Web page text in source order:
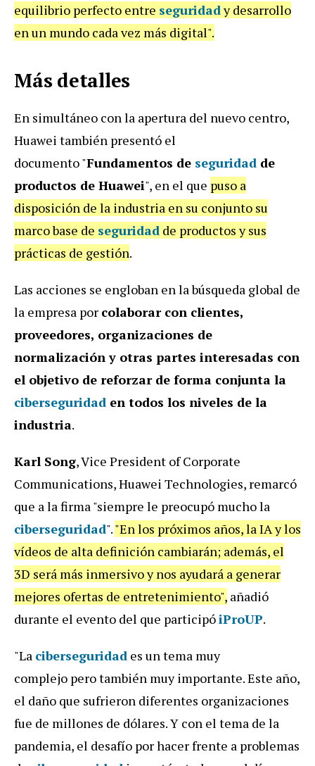
equilibrio perfecto entre seguridady desarrollo
en un mundo cada vez más digital".
Más detalles
En simultáneo con la apertura del nuevo centro,
Huawei también presentó el
documento "Fundamentos de seguridad de
productos de Huawei", en el que puso a
disposición de la industria en su conjunto su
marco base de seguridad de productos y sus
prácticas de gestión.
Las acciones se engloban en la búsqueda global de
la empresa por colaborar con clientes,
proveedores, organizaciones de
normalización y otras partes interesadas con
el objetivo de reforzar de forma conjunta la
ciberseguridad en todos los niveles de la
industria.
Karl Song, Vice President of Corporate
Communications, Huawei Technologies, remarcó
que a la firma "siempre le preocupó mucho la
ciberseguridad"."En los próximos años, la IA y los
vídeos de alta definición cambiarán; además, el
3D será más inmersivo y nos ayudará a generar
mejores ofertas de entretenimiento", añadió
durante el evento del que participóiProUP.
"La ciberseguridad es un tema muy
complejo pero también muy importante. Este año,
el daño que sufrieron diferentes organizaciones
fue de millones de dólares. Y con el tema de la
pandemia, el desafío por hacer frente a problemas